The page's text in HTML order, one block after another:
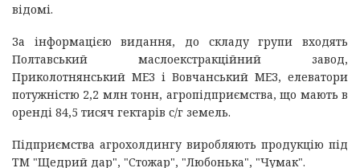
відомі.
За інформацією видання, до складу групи входять
Полтавський маслоекстракційний завод,
Приколотнянський МЕЗ і Вовчанський МЕЗ, елеватори
потужністю 2,2 млн тонн, агропідприємства, що мають в
оренді 84,5 тисяч гектарів с/г земель.
Підприємства агрохолдингу виробляють продукцію під
ТМ "Щедрий дар", "Стожар", "Любонька", "Чумак".